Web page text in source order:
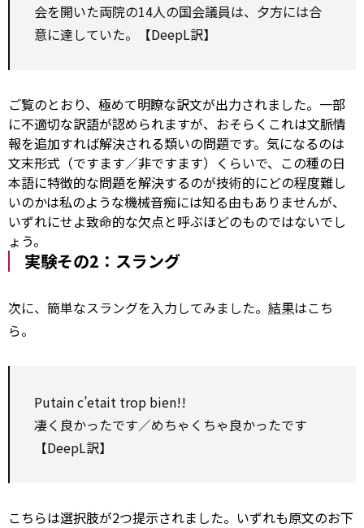
会を開いた両院の14人の国会議員は、夕方には合
意に達していた。【DeepL訳】
ご覧のとおり、極めて明瞭な訳文が出力されました。一部
に不適切な訳語が認められますが、おそらくこれは文脈情
報を追加すれば解決される類いの問題です。気になるのは
文末形式（ですます／非ですます）くらいで、この種の日
本語に特徴的な問題を解決するのが技術的にどの程度難し
いのかは私のような機械音痴には知る由もありませんが、
いずれにせよ致命的な欠点と呼ぶほどのものではないでし
ょう。
実験その2：スラング
次に、簡単なスラングを入力してみました。 結果はこち
ら。
Putain c’etait trop bien!!
凄く良かったです／めちゃくちゃ良かったです
【DeepL訳】
こちらは選択肢が2つ提示されました。いずれも原文のお下